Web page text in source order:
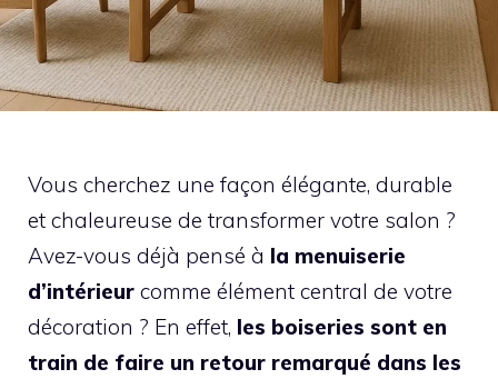
Vous cherchez une façon élégante, durable
et chaleureuse de transformer votre salon ?
Avez-vous déjà pensé à la menuiserie
d’intérieur comme élément central de votre
décoration ? En effet, les boiseries sont en
train de faire un retour remarqué dans les